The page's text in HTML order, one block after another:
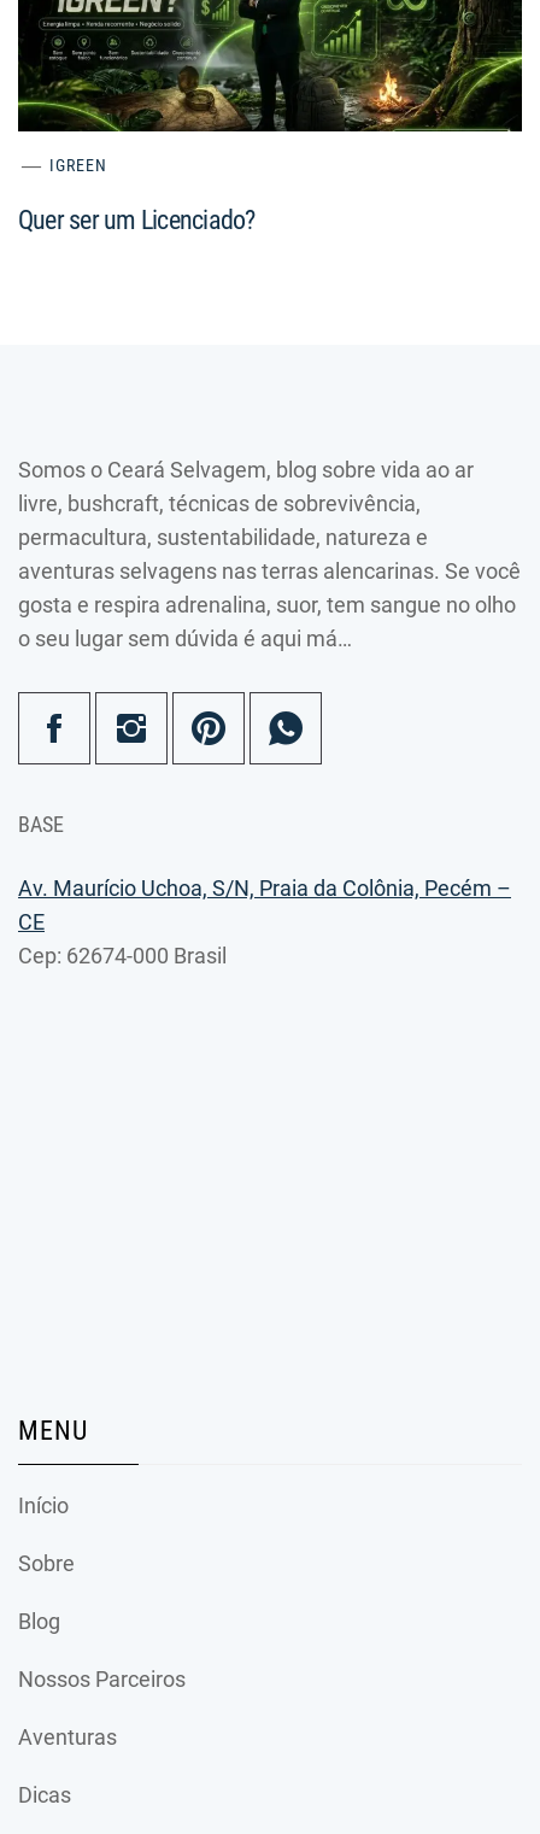
IGREEN
Quer ser um Licenciado?
Somos o Ceará Selvagem, blog sobre vida ao ar
livre, bushcraft, técnicas de sobrevivência,
permacultura, sustentabilidade, natureza e
aventuras selvagens nas terras alencarinas. Se você
gosta e respira adrenalina, suor, tem sangue no olho
o seu lugar sem dúvida é aqui má…
BASE
Av. Maurício Uchoa, S/N, Praia da Colônia, Pecém –
CE
Cep: 62674-000 Brasil
MENU
Início
Sobre
Blog
Nossos Parceiros
Aventuras
Dicas